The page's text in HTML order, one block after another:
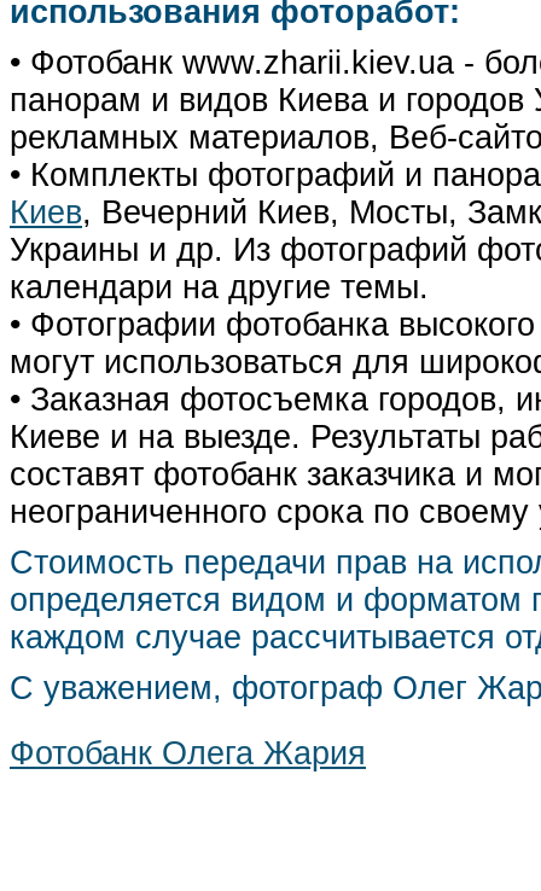
использования фоторабот:
• Фотобанк www.zharii.kiev.ua -
панорам и видов Киева и городов
рекламных материалов, Веб-
• Комплекты фотографий и
Киев, Вечерний Киев, Мосты,
Украины и др. Из фотографий
календари на другие темы.
• Фотографии фотобанка
могут использоваться для
• Заказная фотосъемка городов,
Киеве и на выезде. Результаты
составят фотобанк заказчика и
неограниченного срока по
Стоимость передачи прав на
определяется видом и форматом
каждом случае рассчитывается
С уважением, фотограф Олег
Фотобанк Олега Жария